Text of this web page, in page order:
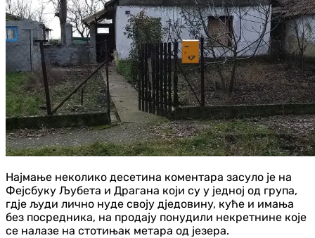
Најмање неколико десетина коментара засуло је на
Фејсбуку Љубета и Драгана који су у једној од група,
гдје људи лично нуде своју дједовину, куће и имања
без посредника, на продају понудили некретнине које
се налазе на стотињак метара од језера.